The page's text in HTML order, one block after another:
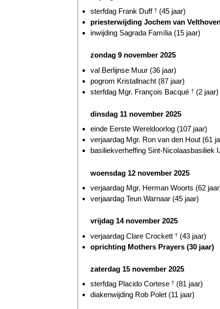
sterfdag Frank Duff † (45 jaar)
priesterwijding Jochem van
inwijding Sagrada Família (15 jaar)
zondag 9 november 2025
val Berlijnse Muur (36 jaar)
pogrom Kristallnacht (87 jaar)
sterfdag Mgr. François Bacqué † (2 jaar)
dinsdag 11 november 2025
einde Eerste Wereldoorlog (107 jaar)
verjaardag Mgr. Ron van den Hout (61
basiliekverheffing Sint-Nicolaasbasiliek
woensdag 12 november 2025
verjaardag Mgr. Herman Woorts (62
verjaardag Teun Warnaar (45 jaar)
vrijdag 14 november 2025
verjaardag Clare Crockett † (43 jaar)
oprichting Mothers Prayers (30 jaar)
zaterdag 15 november 2025
sterfdag Placido Cortese † (81 jaar)
diakenwijding Rob Polet (11 jaar)